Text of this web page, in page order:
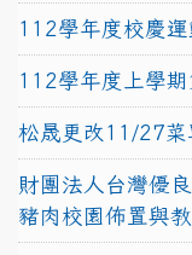
112學年度校慶
112學年度上學
松晟更改11/27菜
財團法人台灣優
豬肉校園佈置與教